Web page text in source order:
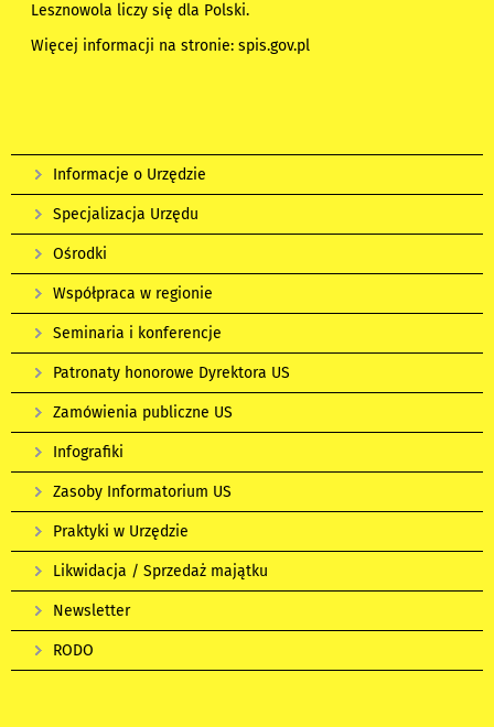
Lesznowola liczy się dla Polski.
Więcej informacji na stronie:spis.gov.pl
Informacje o Urzędzie
Specjalizacja Urzędu
Ośrodki
Współpraca w regionie
Seminaria i konferencje
Patronaty honorowe Dyrektora US
Zamówienia publiczne US
Infografiki
Zasoby Informatorium US
Praktyki w Urzędzie
Likwidacja / Sprzedaż majątku
Newsletter
RODO